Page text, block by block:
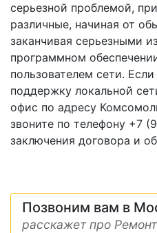
серьезной проблемой,
различные, начиная от
заканчивая серьезными
программном
пользователем сети.
поддержку локальной
офис по адресу
звоните по телефону +7
заключения договора и
Позвоним вам в
расскажет про